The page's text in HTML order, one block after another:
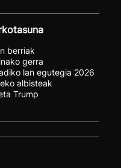
berriak
gerra
lan egutegia 2026
albisteak
Trump